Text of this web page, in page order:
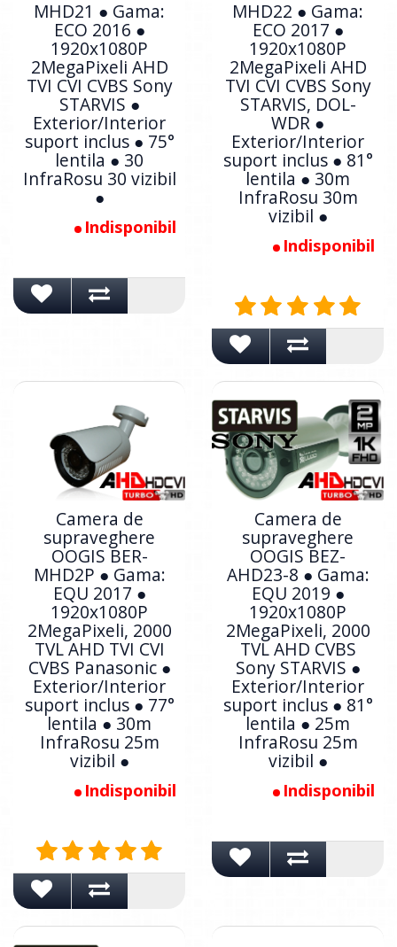
MHD21 ● Gama:
ECO 2016 ●
1920x1080P
2MegaPixeli AHD
TVI CVI CVBS Sony
STARVIS ●
Exterior/Interior
suport inclus ● 75°
lentila ● 30
InfraRosu 30 vizibil
●
Indisponibil
MHD22 ● Gama:
ECO 2017 ●
1920x1080P
2MegaPixeli AHD
TVI CVI CVBS Sony
STARVIS, DOL-
WDR ●
Exterior/Interior
suport inclus ● 81°
lentila ● 30m
InfraRosu 30m
vizibil ●
Indisponibil
Camera de
supraveghere
OOGIS BER-
MHD2P ● Gama:
EQU 2017 ●
1920x1080P
2MegaPixeli, 2000
TVL AHD TVI CVI
CVBS Panasonic ●
Exterior/Interior
suport inclus ● 77°
lentila ● 30m
InfraRosu 25m
vizibil ●
Indisponibil
Camera de
supraveghere
OOGIS BEZ-
AHD23-8 ● Gama:
EQU 2019 ●
1920x1080P
2MegaPixeli, 2000
TVL AHD CVBS
Sony STARVIS ●
Exterior/Interior
suport inclus ● 81°
lentila ● 25m
InfraRosu 25m
vizibil ●
Indisponibil